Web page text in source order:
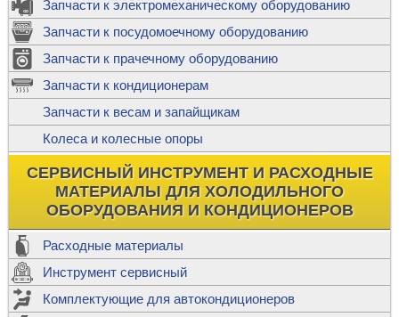
Запчасти к электромеханическому оборудованию
Запчасти к посудомоечному оборудованию
Запчасти к прачечному оборудованию
Запчасти к кондиционерам
Запчасти к весам и запайщикам
Колеса и колесные опоры
СЕРВИСНЫЙ ИНСТРУМЕНТ И РАСХОДНЫЕ
МАТЕРИАЛЫ ДЛЯ ХОЛОДИЛЬНОГО
ОБОРУДОВАНИЯ И КОНДИЦИОНЕРОВ
Расходные материалы
Инструмент сервисный
Комплектующие для автокондиционеров